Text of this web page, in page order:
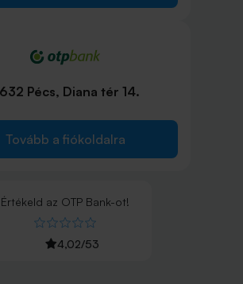
Pécs, Diana tér 14.
Tovább a fiókoldalra
Értékeld az OTP Bank-ot!
4,02/53